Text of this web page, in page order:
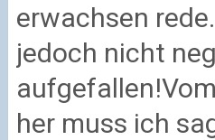
erwachsen
jedoch nicht
aufgefallen!
her muss ich